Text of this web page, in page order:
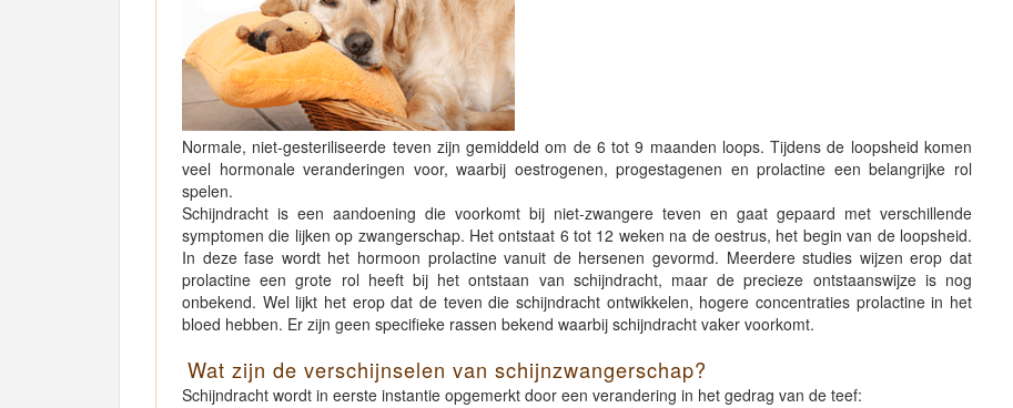
Normale, niet-gesteriliseerde teven zijn gemiddeld om de 6 tot 9 maanden loops. Tijdens de loopsheid komen
veel hormonale veranderingen voor, waarbij oestrogenen, progestagenen en prolactine een belangrijke rol
spelen.
Schijndracht is een aandoening die voorkomt bij niet-zwangere teven en gaat gepaard met verschillende
symptomen die lijken op zwangerschap. Het ontstaat 6 tot 12 weken na de oestrus, het begin van de loopsheid.
In deze fase wordt het hormoon prolactine vanuit de hersenen gevormd. Meerdere studies wijzen erop dat
prolactine een grote rol heeft bij het ontstaan van schijndracht, maar de precieze ontstaanswijze is nog
onbekend. Wel lijkt het erop dat de teven die schijndracht ontwikkelen, hogere concentraties prolactine in het
bloed hebben. Er zijn geen specifieke rassen bekend waarbij schijndracht vaker voorkomt.
Wat zijn de verschijnselen van schijnzwangerschap?
Schijndracht wordt in eerste instantie opgemerkt door een verandering in het gedrag van de teef: